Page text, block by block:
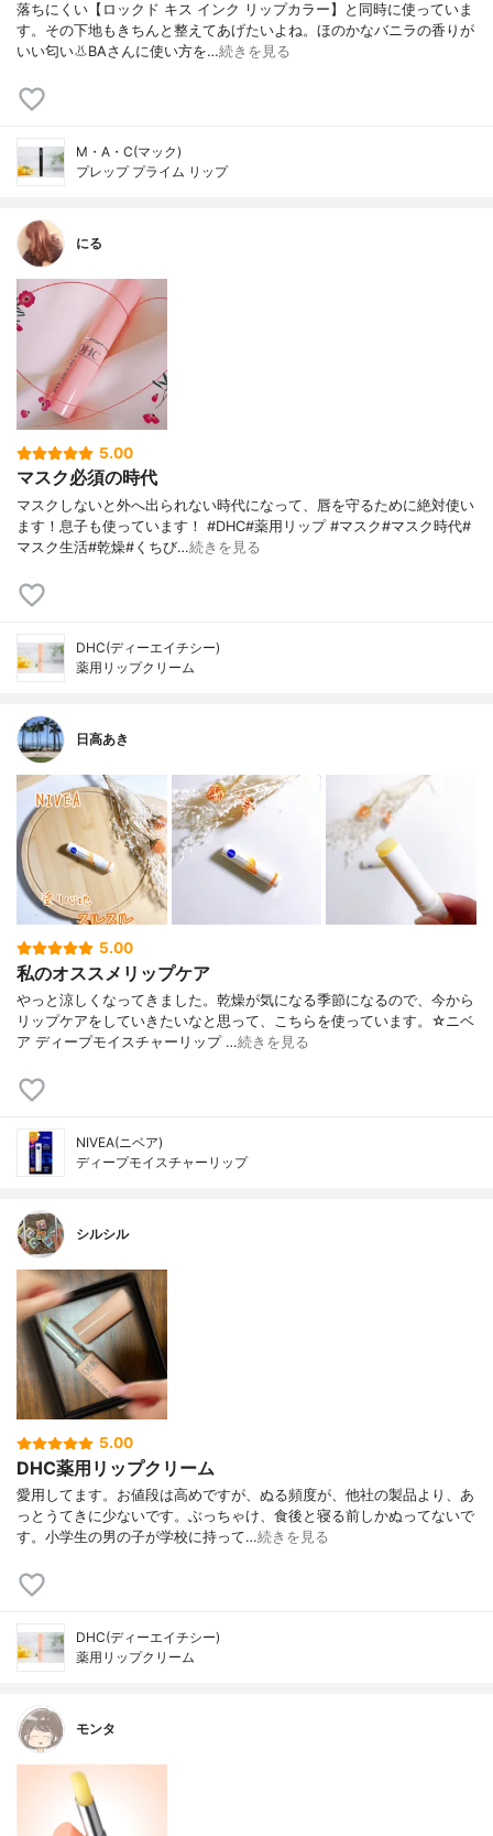
落ちにくい【ロックド キス インク リップカラー】と同時に使っていま
す。その下地もきちんと整えてあげたいよね。ほのかなバニラの香りが
いい匂い👃BAさんに使い方を…続きを見る
M・A・C(マック)
プレップ プライム リップ
にる
5.00
マスク必須の時代
マスクしないと外へ出られない時代になって、唇を守るために絶対使い
ます！息子も使っています！ #DHC#薬用リップ #マスク#マスク時代#
マスク生活#乾燥#くちび…続きを見る
DHC(ディーエイチシー)
薬用リップクリーム
日高あき
5.00
私のオススメリップケア
やっと涼しくなってきました。乾燥が気になる季節になるので、今から
リップケアをしていきたいなと思って、こちらを使っています。☆ニベ
ア ディープモイスチャーリップ …続きを見る
NIVEA(ニベア)
ディープモイスチャーリップ
シルシル
5.00
DHC薬用リップクリーム
愛用してます。お値段は高めですが、ぬる頻度が、他社の製品より、あ
っとうてきに少ないです。ぶっちゃけ、食後と寝る前しかぬってないで
す。小学生の男の子が学校に持って…続きを見る
DHC(ディーエイチシー)
薬用リップクリーム
モンタ